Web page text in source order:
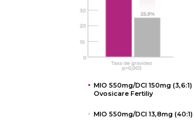
MIO 550mg/DCI 150mg (3,6:1)
Ovosicare Fertiliy
MIO 550mg/DCI 13,8mg (40:1)